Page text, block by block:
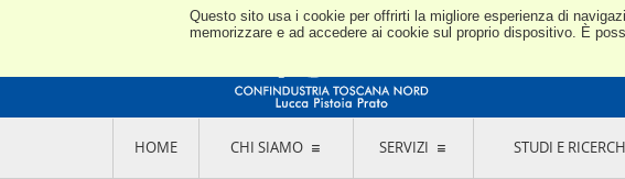
Questo sito usa i cookie per offrirti la migliore esperienza di
memorizzare e ad accedere ai cookie sul proprio dispositivo. È
HOME CHI SIAMO SERVIZI STUDI E